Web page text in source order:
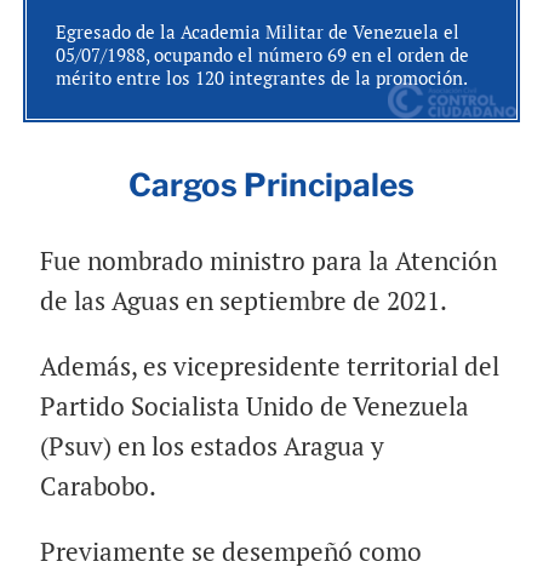
Egresado de la Academia Militar de Venezuela el
05/07/1988, ocupando el número 69 en el orden de
mérito entre los 120 integrantes de la promoción.
Cargos Principales
Fue nombrado ministro para la Atención
de las Aguas en septiembre de 2021.
Además, es vicepresidente territorial del
Partido Socialista Unido de Venezuela
(Psuv) en los estados Aragua y
Carabobo.
Previamente se desempeñó como